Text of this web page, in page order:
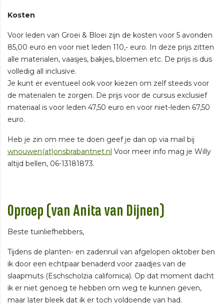
Kosten
Voor leden van Groei & Bloei zijn de kosten voor 5 avonden
85,00 euro en voor niet leden 110,- euro. In deze prijs zitten
alle materialen, vaasjes, bakjes, bloemen etc. De prijs is dus
volledig all inclusive.
Je kunt er eventueel ook voor kiezen om zelf steeds voor
de materialen te zorgen. De prijs voor de cursus exclusief
materiaal is voor leden 47,50 euro en voor niet-leden 67,50
euro.
Heb je zin om mee te doen geef je dan op via mail bij
wnouwen(at)onsbrabantnet.nl Voor meer info mag je Willy
altijd bellen, 06-13181873.
Oproep (van Anita van Dijnen)
Beste tuinliefhebbers,
Tijdens de planten- en zadenruil van afgelopen oktober ben
ik door een echtpaar benaderd voor zaadjes van de
slaapmuts (Eschscholzia californica). Op dat moment dacht
ik er niet genoeg te hebben om weg te kunnen geven,
maar later bleek dat ik er toch voldoende van had.